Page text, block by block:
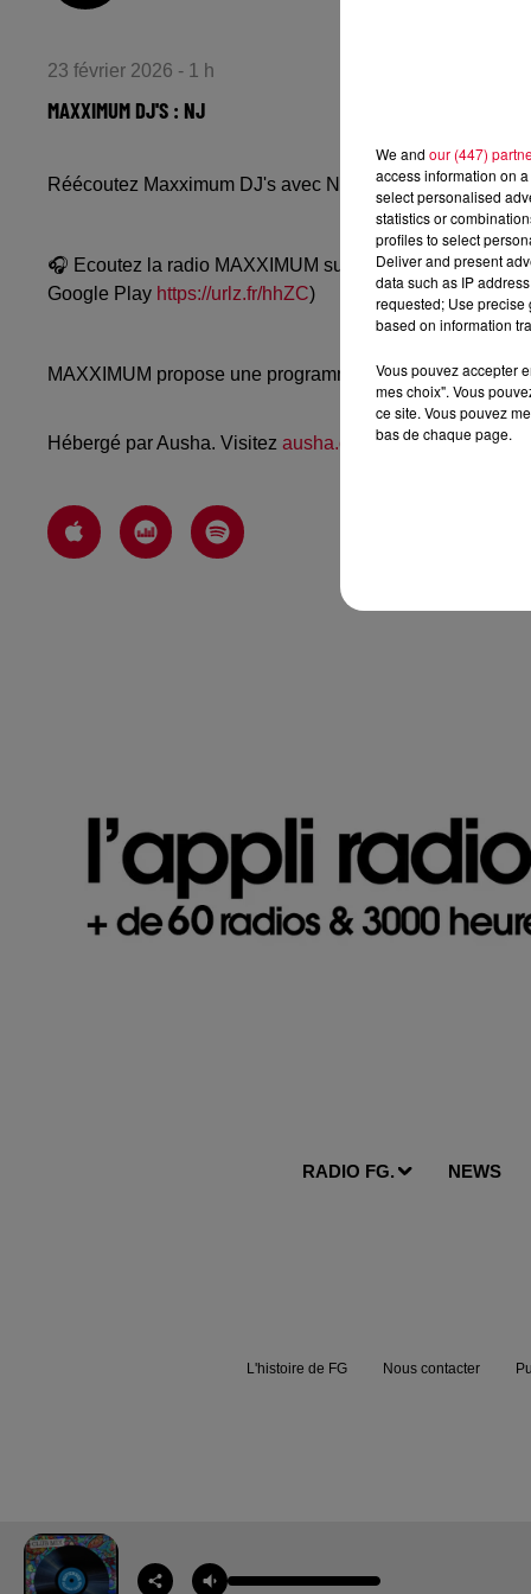
23 février 2026 - 1 h
MAXXIMUM DJ'S : NJ
Réécoutez Maxximum DJ's avec NJ du dimanche 22
🎧 Ecoutez la radio MAXXIMUM sur
www.radiofg.com/
Google Play https://urlz.fr/hhZC)
MAXXIMUM propose une programmation techno,
Hébergé par Ausha. Visitez ausha.co/politique-de-
RADIO FG. NEWS
L'histoire de FG Nous contacter
We and our (447)
access information on
select personalised
statistics or
profiles to select
Deliver and present
data such as IP
requested; Use precise
based on information
Vous pouvez accepter
mes choix". Vous
ce site. Vous pouvez
bas de chaque page.